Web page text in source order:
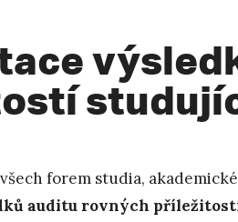
forem studia,
auditu rovných